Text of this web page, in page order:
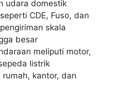
udara domestik
CDE, Fuso, dan
skala
besar
meliputi motor,
listrik
kantor, dan